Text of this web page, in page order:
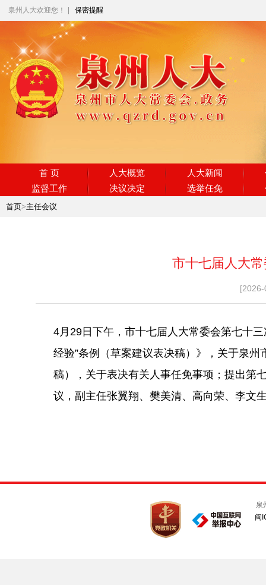
泉州人大欢迎您！ 保密提醒
首 页 人大概览 人大新闻
监督工作
决议决定 选举任免
首页>主任会议
市十七届人大
4月29日下午，市十七届人大常委会第七十
经验”条例（草案建议表决稿）》，关于泉
稿），关于表决有关人事任免事项；提出第
议，副主任张翼翔、樊美清、高向荣、李文
泉
闽